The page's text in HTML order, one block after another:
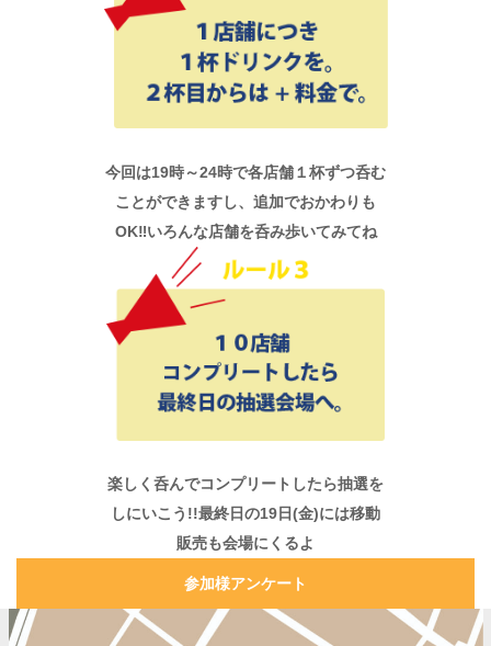
今回は19時～24時で各店舗１杯ずつ呑む
ことができますし、追加でおかわりも
OK‼いろんな店舗を呑み歩いてみてね
楽しく呑んでコンプリートしたら抽選を
しにいこう!!最終日の19日(金)には移動
販売も会場にくるよ
参加様アンケート